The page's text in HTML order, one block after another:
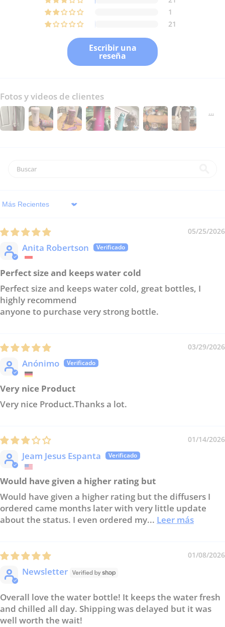
1
21
Escribir una
reseña
Fotos y videos de clientes
Sort by
05/25/2026
Anita Robertson
Perfect size and keeps water cold
Perfect size and keeps water cold, great bottles, I
highly recommend
anyone to purchase very strong bottle.
03/29/2026
Anónimo
Very nice Product
Very nice Product.Thanks a lot.
01/14/2026
Jeam Jesus Espanta
Would have given a higher rating but
Would have given a higher rating but the diffusers I
ordered came months later with very little update
about the status. I even ordered my... Leer más
01/08/2026
Newsletter
Overall love the water bottle! It keeps the water fresh
and chilled all day. Shipping was delayed but it was
well worth the wait!